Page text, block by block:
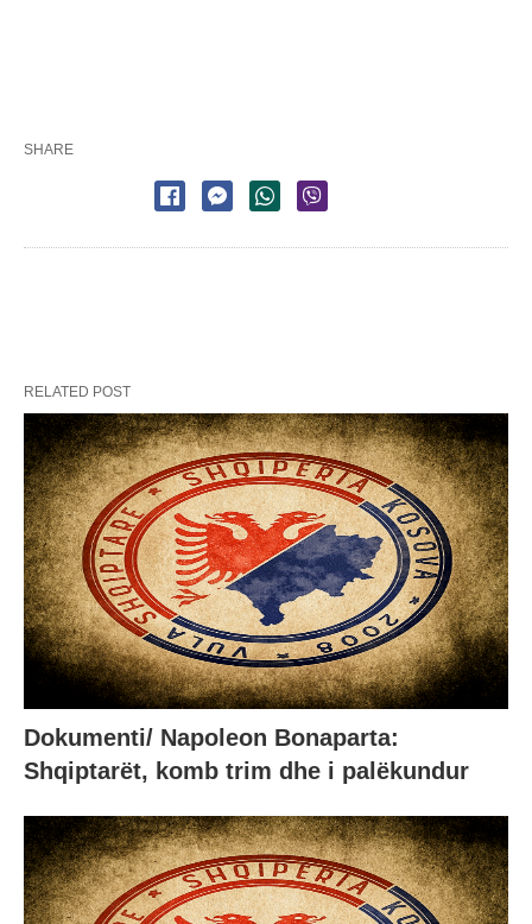
SHARE
RELATED POST
Dokumenti/ Napoleon Bonaparta:
Shqiptarët, komb trim dhe i palëkundur